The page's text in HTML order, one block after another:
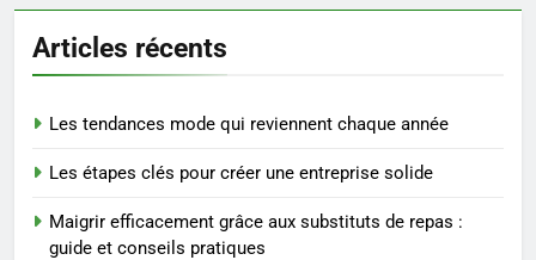
peau éclatante grâce à The
Ordinary
SANTÉ
Prévenir les chutes chez les
exercices
BIEN ÊTRE
Articles récents
Les tendances mode qui reviennent chaque année
Les étapes clés pour créer une entreprise solide
Maigrir efficacement grâce aux substituts de repas :
guide et conseils pratiques